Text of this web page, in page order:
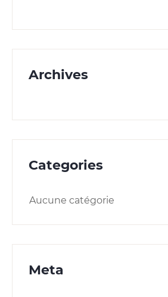
Archives
Categories
Aucune catégorie
Meta